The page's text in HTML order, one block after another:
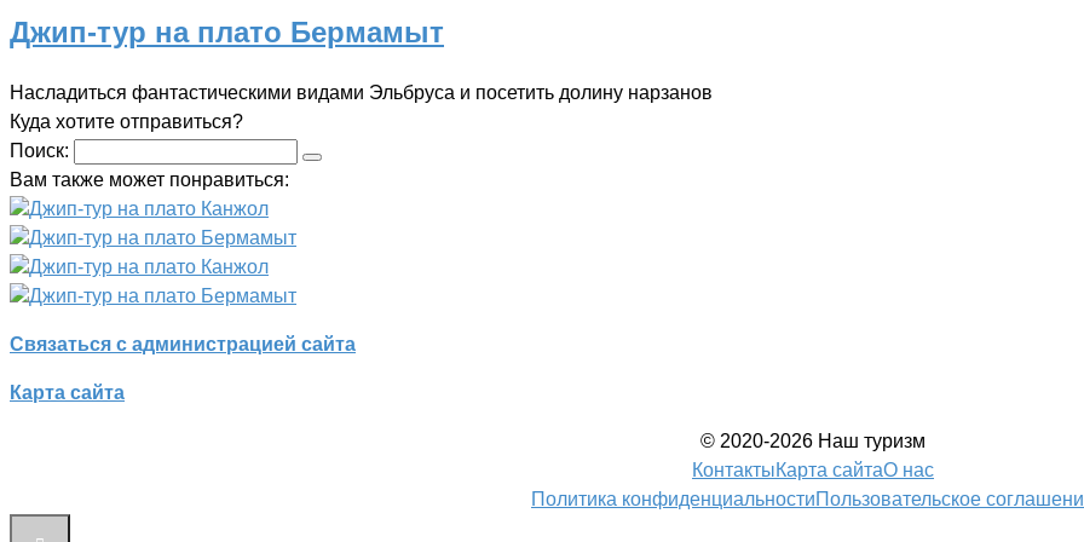
Джип-тур на плато Бермамыт
Насладиться фантастическими видами Эльбруса и посетить долину нарзанов
Куда хотите отправиться?
Поиск:
Вам также может понравиться:
Джип-тур на плато Канжол
Джип-тур на плато Бермамыт
Джип-тур на плато Канжол
Джип-тур на плато Бермамыт
Связаться с администрацией сайта
Карта сайта
© 2020-2026 Наш туризм
КонтактыКарта сайтаО нас
Политика конфиденциальностиПользовательское